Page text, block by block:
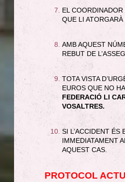
EL
QUE LI ATORGARÀ
AMB AQUEST
REBUT DE
TOTA VISTA
EUROS QUE NO
FEDERACIÓ LI
VOSALTRES.
SI L’ACCIDENT ÉS
IMMEDIATAMENT
AQUEST CAS.
PROTOCOL